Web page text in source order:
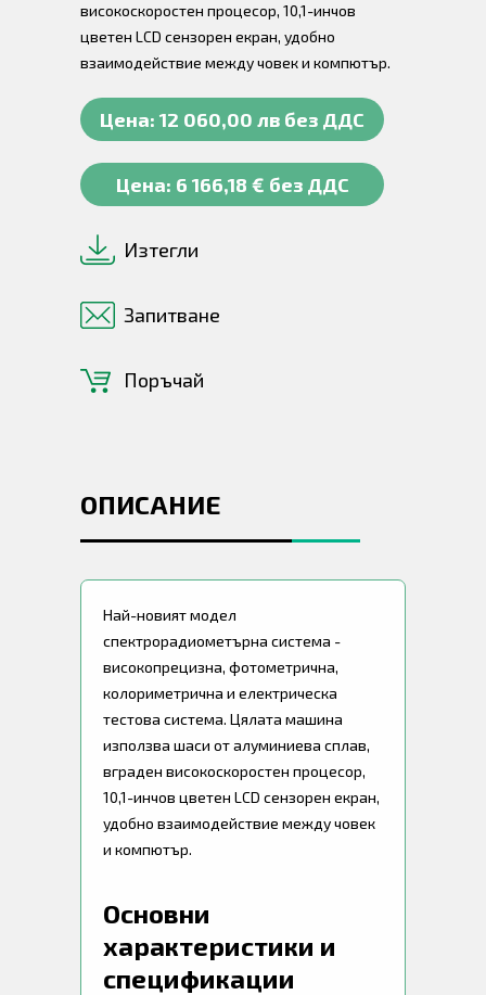
високоскоростен процесор, 10,1-инчов
цветен LCD сензорен екран, удобно
взаимодействие между човек и компютър.
Цена: 12 060,00 лв без ДДС
Цена: 6 166,18 € без ДДС
Изтегли
Запитване
Поръчай
ОПИСАНИЕ
Най-новият модел
спектрорадиометърна система -
високопрецизна, фотометрична,
колориметрична и електрическа
тестова система. Цялата машина
използва шаси от алуминиева сплав,
вграден високоскоростен процесор,
10,1-инчов цветен LCD сензорен екран,
удобно взаимодействие между човек
и компютър.
Основни
характеристики и
спецификации